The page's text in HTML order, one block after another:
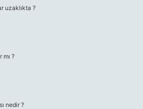
uzaklıkta ?
?
nedir ?